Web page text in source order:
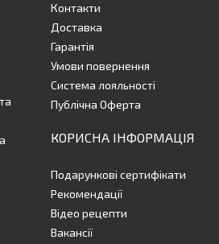
Контакти
Доставка
Гарантія
Умови повернення
Система лояльності
Публічна Оферта
КОРИСНА ІНФОРМАЦІЯ
Подарункові сертифікати
Рекомендації
Відео рецепти
Вакансії